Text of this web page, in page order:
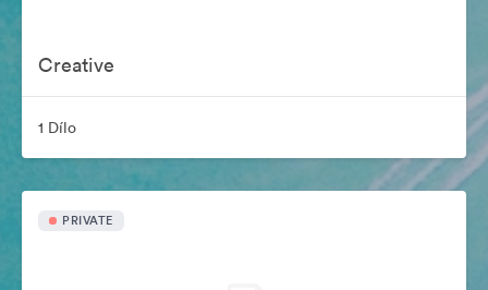
Creative
1 Dílo
PRIVATE